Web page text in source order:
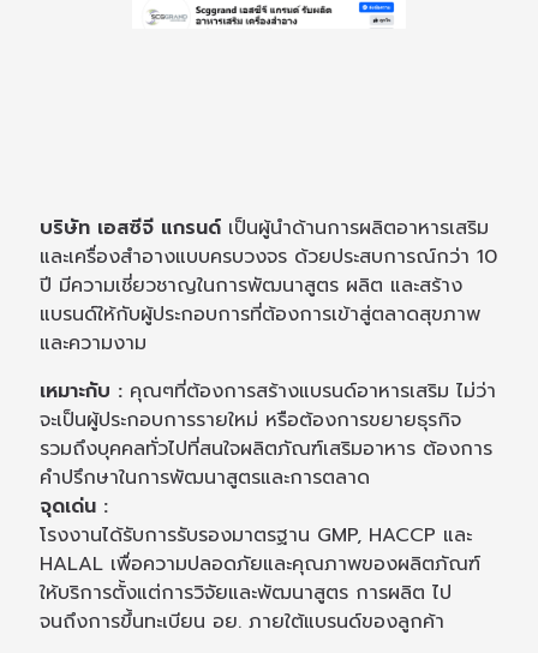
บริษัท เอสซีจี แกรนด์ เป็นผู้นำด้านการผลิตอาหารเสริม
และเครื่องสำอางแบบครบวงจร ด้วยประสบการณ์กว่า 10
ปี มีความเชี่ยวชาญในการพัฒนาสูตร ผลิต และสร้าง
แบรนด์ให้กับผู้ประกอบการที่ต้องการเข้าสู่ตลาดสุขภาพ
และความงาม
เหมาะกับ : คุณๆที่ต้องการสร้างแบรนด์อาหารเสริม ไม่ว่า
จะเป็นผู้ประกอบการรายใหม่ หรือต้องการขยายธุรกิจ
รวมถึงบุคคลทั่วไปที่สนใจผลิตภัณฑ์เสริมอาหาร ต้องการ
คำปรึกษาในการพัฒนาสูตรและการตลาด
จุดเด่น :
โรงงานได้รับการรับรองมาตรฐาน GMP, HACCP และ
HALAL เพื่อความปลอดภัยและคุณภาพของผลิตภัณฑ์
ให้บริการตั้งแต่การวิจัยและพัฒนาสูตร การผลิต ไป
จนถึงการขึ้นทะเบียน อย. ภายใต้แบรนด์ของลูกค้า